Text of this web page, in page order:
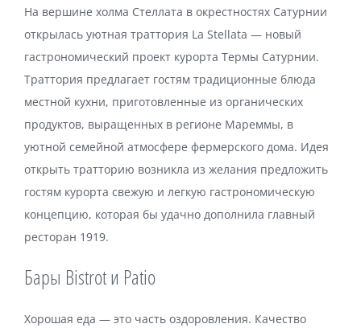
На вершине холма Стеллата в окрестностях Сатурнии
открылась уютная траттория La Stellata — новый
гастрономический проект курорта Термы Сатурнии.
Траттория предлагает гостям традиционные блюда
местной кухни, приготовленные из органических
продуктов, выращенных в регионе Мареммы, в
уютной семейной атмосфере фермерского дома. Идея
открыть тратторию возникла из желания предложить
гостям курорта свежую и легкую гастрономическую
концепцию, которая бы удачно дополнила главный
ресторан 1919.
Бары Bistrot и Patio
Хорошая еда — это часть оздоровления. Качество